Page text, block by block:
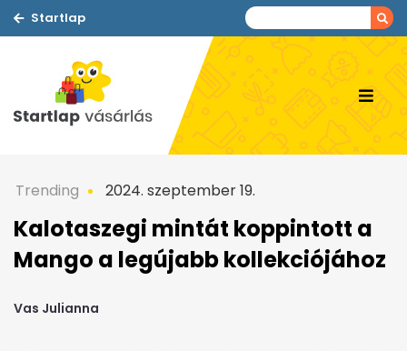
Startlap
Trending 2024. szeptember 19.
Kalotaszegi mintát koppintott a
Mango a legújabb kollekciójához
Vas Julianna